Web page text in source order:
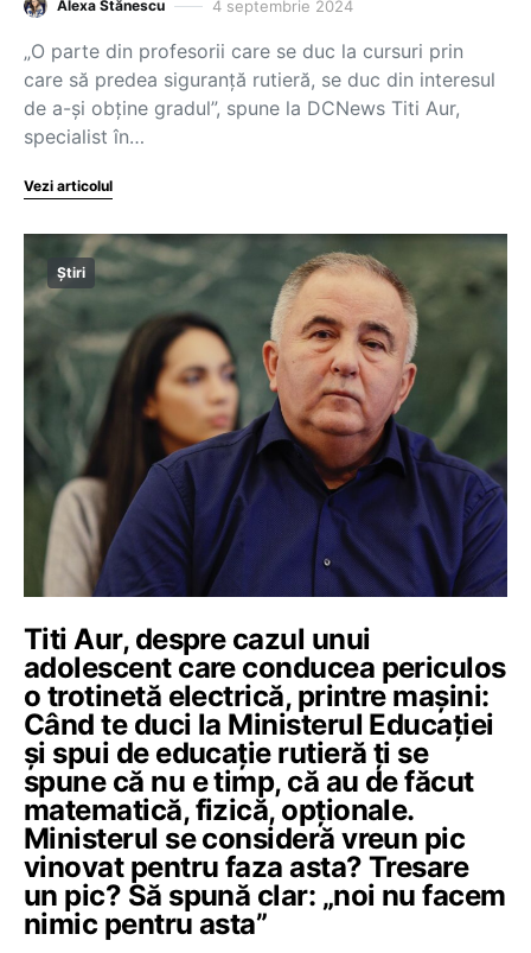
Alexa Stănescu 4 septembrie 2024
„O parte din profesorii care se duc la cursuri prin
care să predea siguranță rutieră, se duc din interesul
de a-și obține gradul”, spune la DCNews Titi Aur,
specialist în…
Vezi articolul
Știri
Titi Aur, despre cazul unui
adolescent care conducea periculos
o trotinetă electrică, printre mașini:
Când te duci la Ministerul Educației
și spui de educație rutieră ți se
spune că nu e timp, că au de făcut
matematică, fizică, opționale.
Ministerul se consideră vreun pic
vinovat pentru faza asta? Tresare
un pic? Să spună clar: „noi nu facem
nimic pentru asta”